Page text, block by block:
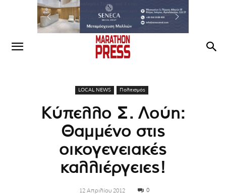
LOCAL NEWS Πολιτισμός
Κύπελλο Σ. Λούη:
Θαμμένο στις
οικογενειακές
καλλιέργειες!
12 Απριλίου 2012 0